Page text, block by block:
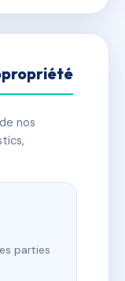
nos
parties